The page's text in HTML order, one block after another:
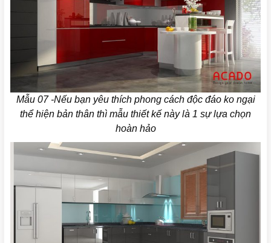
Mẫu 07 -Nếu bạn yêu thích phong cách độc đáo ko ngại
thể hiện bản thân thì mẫu thiết kế này là 1 sự lựa chọn
hoàn hảo